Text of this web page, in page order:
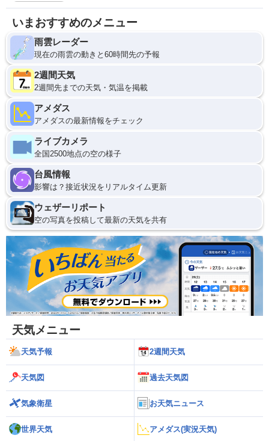
いまおすすめのメニュー
雨雲レーダー
現在の雨雲の動きと60時間先の予報
2週間天気
2週間先までの天気・気温を掲載
アメダス
アメダスの最新情報をチェック
ライブカメラ
全国2500地点の空の様子
台風情報
影響は？接近状況をリアルタイム更新
ウェザーリポート
空の写真を投稿して最新の天気を共有
天気メニュー
天気予報 2週間天気
天気図 過去天気図
気象衛星 お天気ニュース
世界天気 アメダス(実況天気)